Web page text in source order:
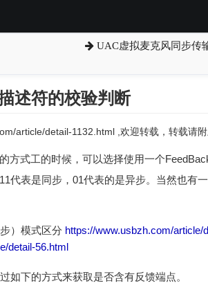
UAC虚拟麦克风同步传
述符的校验判断
article/detail-1132.html ,欢迎转载，转载请
方式工的时候，可以选择使用一个
代表是同步，01代表的是异步。当然也有
）模式区分 https://www.usbzh.com/article/
detail-56.html
如下的方式来获取是否含有反馈端点。